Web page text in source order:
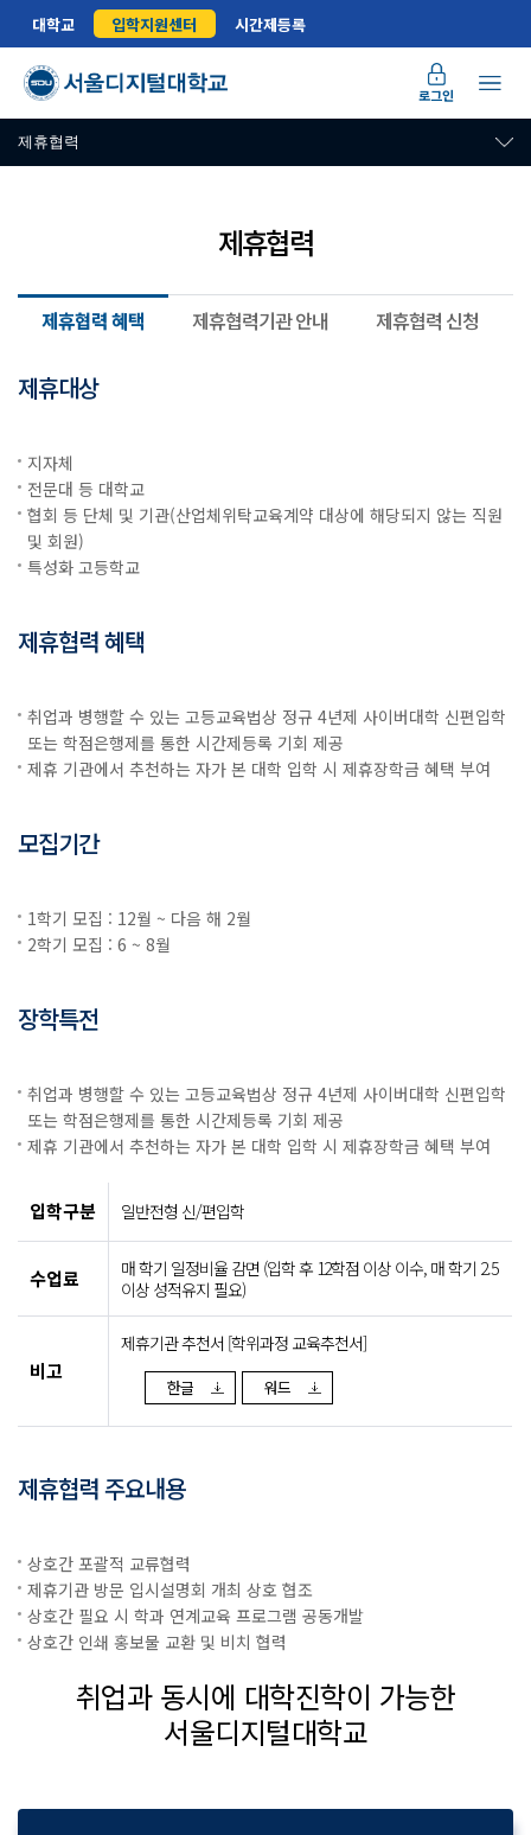
대학교 입학지원센터 시간제등록
로그인
제휴협력
제휴협력
제휴협력 혜택 제휴협력기관 안내 제휴협력 신청
제휴협력 혜택 및 장학 안내
제휴대상
지자체
전문대 등 대학교
협회 등 단체 및 기관(산업체위탁교육계약 대상에 해당되지 않는 직원
및 회원)
특성화 고등학교
제휴협력 혜택
취업과 병행할 수 있는 고등교육법상 정규 4년제 사이버대학 신편입학
또는 학점은행제를 통한 시간제등록 기회 제공
제휴 기관에서 추천하는 자가 본 대학 입학 시 제휴장학금 혜택 부여
모집기간
1학기 모집 : 12월 ~ 다음 해 2월
2학기 모집 : 6 ~ 8월
장학특전
취업과 병행할 수 있는 고등교육법상 정규 4년제 사이버대학 신편입학
또는 학점은행제를 통한 시간제등록 기회 제공
제휴 기관에서 추천하는 자가 본 대학 입학 시 제휴장학금 혜택 부여
입학구분 일반전형 신/편입학
수업료
매 학기 일정비율 감면 (입학 후 12학점 이상 이수, 매 학기 2.5
이상 성적유지 필요)
비고
제휴기관 추천서 [학위과정 교육추천서]
한글 워드
제휴협력 주요내용
상호간 포괄적 교류협력
제휴기관 방문 입시설명회 개최 상호 협조
상호간 필요 시 학과 연계교육 프로그램 공동개발
상호간 인쇄 홍보물 교환 및 비치 협력
취업과 동시에 대학진학이 가능한
서울디지털대학교